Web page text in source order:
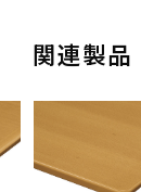
関連製品